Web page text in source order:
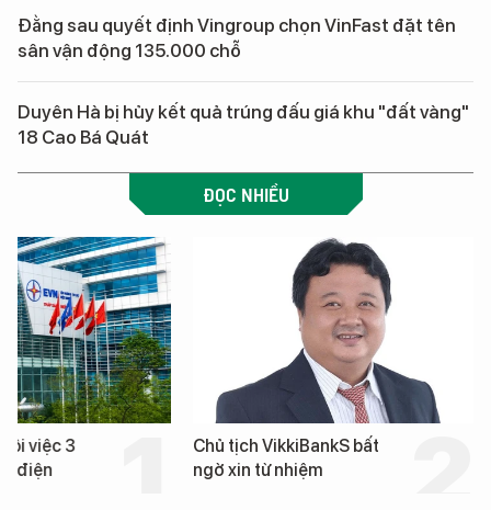
Đằng sau quyết định Vingroup chọn VinFast đặt tên
sân vận động 135.000 chỗ
Duyên Hà bị hủy kết quả trúng đấu giá khu "đất vàng"
18 Cao Bá Quát
ĐỌC NHIỀU
việc 3
điện
Chủ tịch VikkiBankS bất
ngờ xin từ nhiệm